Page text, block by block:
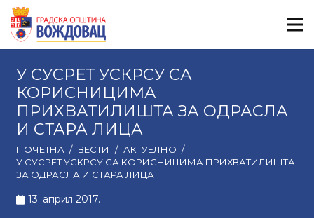
У СУСРЕТ УСКРСУ СА
КОРИСНИЦИМА
ПРИХВАТИЛИШТА ЗА ОДРАСЛА
И СТАРА ЛИЦА
ПОЧЕТНА / ВЕСТИ / АКТУЕЛНО /
У СУСРЕТ УСКРСУ СА КОРИСНИЦИМА ПРИХВАТИЛИШТА
ЗА ОДРАСЛА И СТАРА ЛИЦА
13. април 2017.